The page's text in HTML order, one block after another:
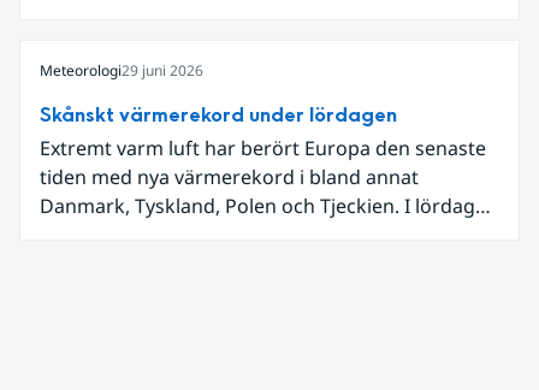
Meteorologi29 juni 2026
Skånskt värmerekord under lördagen
Extremt varm luft har berört Europa den senaste
tiden med nya värmerekord i bland annat
Danmark, Tyskland, Polen och Tjeckien. I lördags